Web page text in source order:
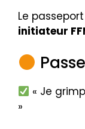
Le
initiateur
« Je
»